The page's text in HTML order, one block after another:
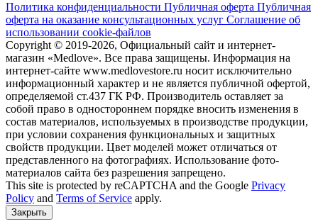
Политика конфиденциальности Публичная оферта Публичная
оферта на оказание консультационных услуг Соглашение об
использовании cookie-файлов
Copyright © 2019-2026, Официальный сайт и интернет-
магазин «Medlove». Все права защищены. Информация на
интернет-сайте www.medlovestore.ru носит исключительно
информационный характер и не является публичной офертой,
определяемой ст.437 ГК РФ. Производитель оставляет за
собой право в одностороннем порядке вносить изменения в
состав материалов, используемых в производстве продукции,
при условии сохранения функциональных и защитных
свойств продукции. Цвет моделей может отличаться от
представленного на фотографиях. Использование фото-
материалов сайта без разрешения запрещено.
This site is protected by reCAPTCHA and the Google Privacy
Policy and Terms of Service apply.
Закрыть